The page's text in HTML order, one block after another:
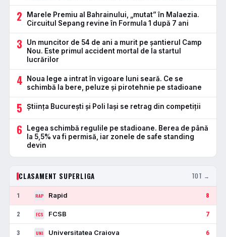
2
Marele Premiu al Bahrainului, „mutat” în Malaezia.
Circuitul Sepang revine în Formula 1 după 7 ani
3
Un muncitor de 54 de ani a murit pe șantierul Camp
Nou. Este primul accident mortal de la startul
lucrărilor
4
Noua lege a intrat în vigoare luni seară. Ce se
schimbă la bere, peluze și pirotehnie pe stadioane
5 Știința București și Poli Iași se retrag din competiții
6
Legea schimbă regulile pe stadioane. Berea de până
la 5,5% va fi permisă, iar zonele de safe standing
devin
CLASAMENT SUPERLIGA TOT →
1 RAP Rapid 8
2 FCS FCSB 7
3 UNI Universitatea Craiova 6